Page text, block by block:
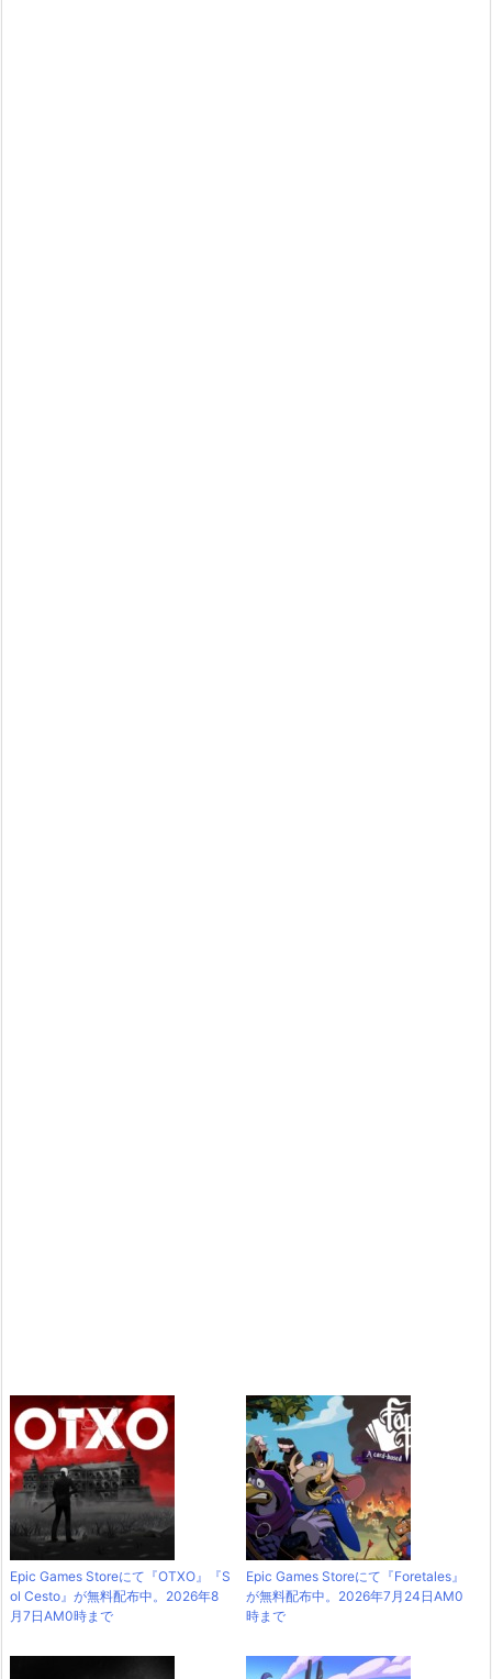
Epic Games Storeにて『OTXO』『S
ol Cesto』が無料配布中。2026年8
月7日AM0時まで
Epic Games Storeにて『Foretales』
が無料配布中。2026年7月24日AM0
時まで